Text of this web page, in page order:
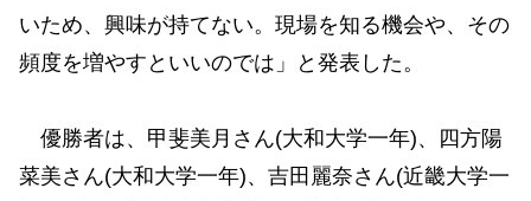
いため、興味が持てない。現場を知る機会や、その
頻度を増やすといいのでは」と発表した。
優勝者は、甲斐美月さん(大和大学一年)、四方陽
菜美さん(大和大学一年)、吉田麗奈さん(近畿大学一